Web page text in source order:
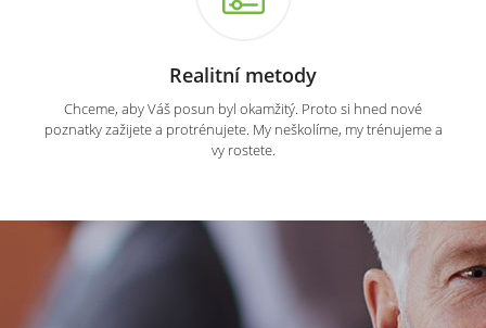
Realitní metody
Chceme, aby Váš posun byl okamžitý. Proto si hned nové
poznatky zažijete a protrénujete. My neškolíme, my trénujeme a
vy rostete.